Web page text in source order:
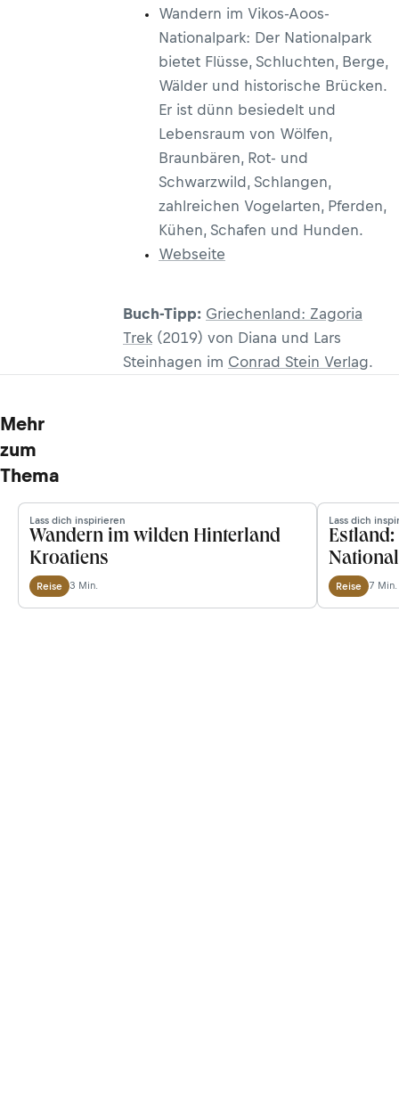
Wandern im Vikos-Aoos-
Nationalpark: Der Nationalpark
bietet Flüsse, Schluchten, Berge,
Wälder und historische Brücken.
Er ist dünn besiedelt und
Lebensraum von Wölfen,
Braunbären, Rot- und
Schwarzwild, Schlangen,
zahlreichen Vogelarten, Pferden,
Kühen, Schafen und Hunden.
Webseite
Buch-Tipp: Griechenland: Zagoria
Trek (2019) von Diana und Lars
Steinhagen im Conrad Stein Verlag.
Mehr
zum
Thema
Lass dich inspirieren
Wandern im wilden Hinterland
Kroatiens
Reise 3 Min.
Lass dich
Reise 7 Min.